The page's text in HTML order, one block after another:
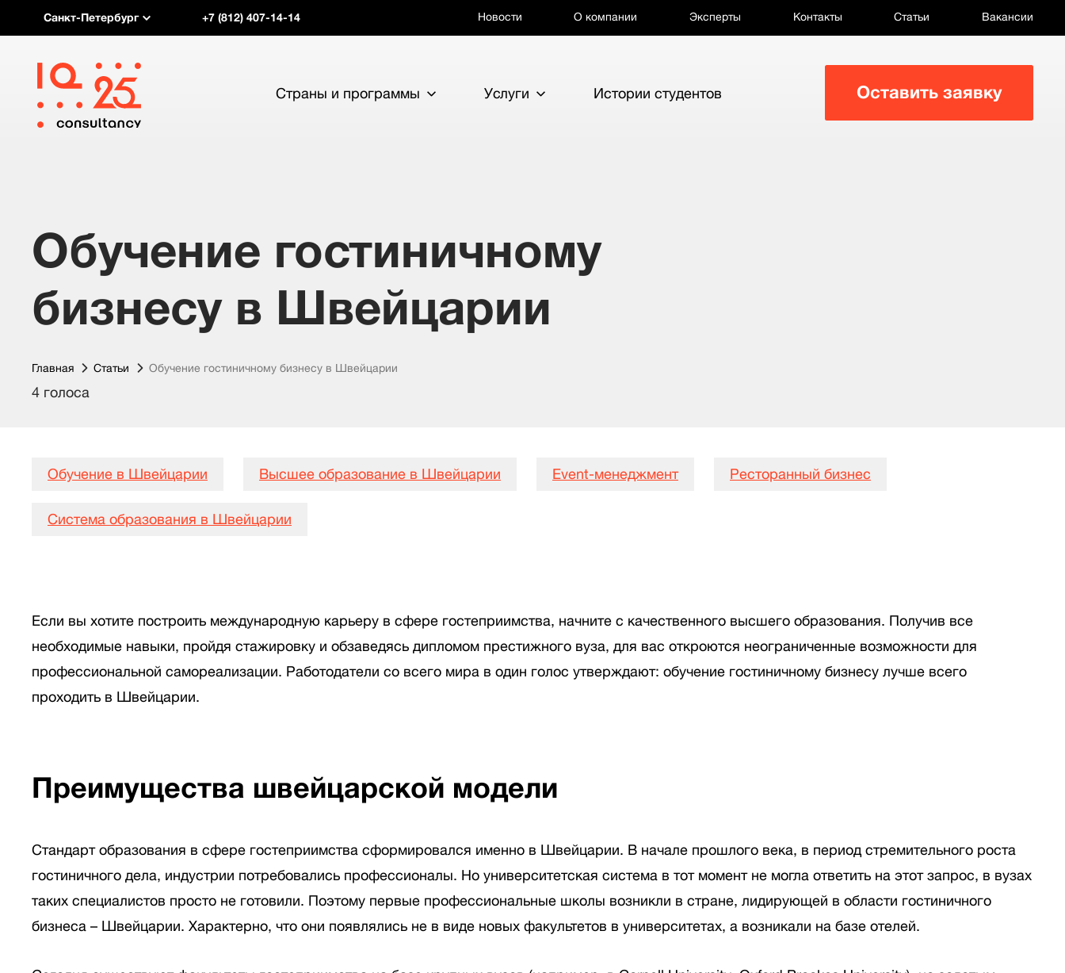
Санкт-Петербург +7 (812) 407-14-14 Новости О компании Эксперты Контакты Статьи Вакансии
Страны и программы Услуги Истории студентов Оставить заявку
Обучение гостиничному
бизнесу в Швейцарии
Главная Статьи Обучение гостиничному бизнесу в Швейцарии
4 голоса
Обучение в Швейцарии Высшее образование в Швейцарии Event-менеджмент Ресторанный бизнес
Система образования в Швейцарии
Если вы хотите построить международную карьеру в сфере гостеприимства, начните с качественного высшего образования. Получив все
необходимые навыки, пройдя стажировку и обзаведясь дипломом престижного вуза, для вас откроются неограниченные возможности для
профессиональной самореализации. Работодатели со всего мира в один голос утверждают: обучение гостиничному бизнесу лучше всего
проходить в Швейцарии.
Преимущества швейцарской модели
Стандарт образования в сфере гостеприимства сформировался именно в Швейцарии. В начале прошлого века, в период стремительного роста
гостиничного дела, индустрии потребовались профессионалы. Но университетская система в тот момент не могла ответить на этот запрос, в вузах
таких специалистов просто не готовили. Поэтому первые профессиональные школы возникли в стране, лидирующей в области гостиничного
бизнеса – Швейцарии. Характерно, что они появлялись не в виде новых факультетов в университетах, а возникали на базе отелей.